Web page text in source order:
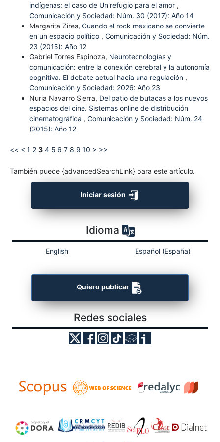
indígenas: el caso de Un refugio para el amor ,
Comunicación y Sociedad: Núm. 30 (2017): Año 14
Margarita Zires, Cuando el rock mexicano se convierte
en un espacio político , Comunicación y Sociedad: Núm.
23 (2015): Año 12
Gabriel Torres Espinoza, Neurotecnologías y
comunicación: entre la conexión cerebral y la autonomía
cognitiva. El debate actual hacia una regulación ,
Comunicación y Sociedad: 2026: Año 23
Nuria Navarro Sierra, Del patio de butacas a los nuevos
espacios del cine. Sistemas online de distribución
cinematográfica , Comunicación y Sociedad: Núm. 24
(2015): Año 12
<< < 1 2 3 4 5 6 7 8 9 10 > >>
También puede {advancedSearchLink} para este artículo.
Iniciar sesión
Idioma
English Español (España)
Quiero publicar
Redes sociales